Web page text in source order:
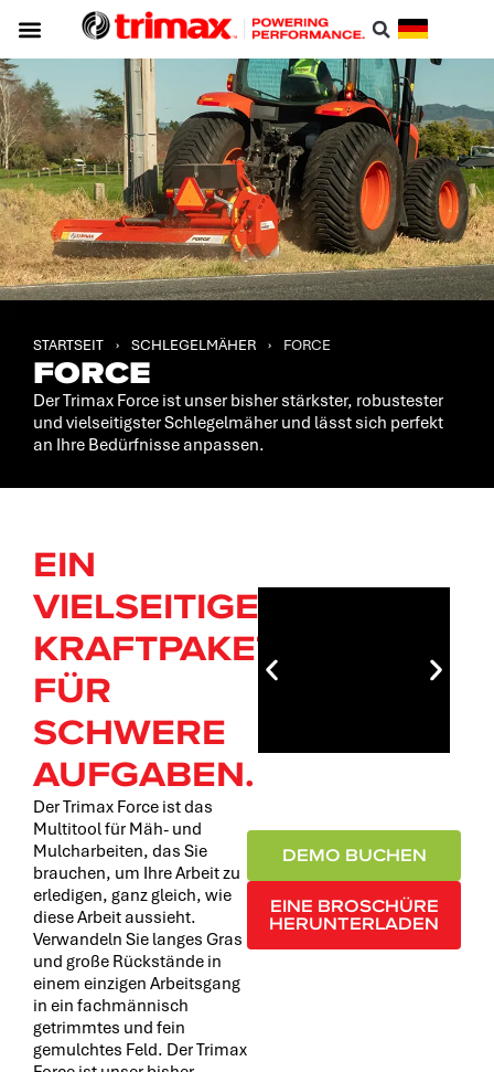
STARTSEIT › SCHLEGELMÄHER › FORCE
FORCE
Der Trimax Force ist unser bisher stärkster, robustester
und vielseitigster Schlegelmäher und lässt sich perfekt
an Ihre Bedürfnisse anpassen.
EIN
VIELSEITIGES
KRAFTPAKET
FÜR
SCHWERE
AUFGABEN.
Der Trimax Force ist das
Multitool für Mäh- und
Mulcharbeiten, das Sie
brauchen, um Ihre Arbeit zu
erledigen, ganz gleich, wie
diese Arbeit aussieht.
Verwandeln Sie langes Gras
und große Rückstände in
einem einzigen Arbeitsgang
in ein fachmännisch
getrimmtes und fein
gemulchtes Feld. Der Trimax
DEMO BUCHEN
EINE BROSCHÜRE
HERUNTERLADEN